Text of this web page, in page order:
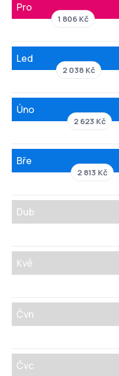
Pro
1 806 Kč
Led
2 038 Kč
Úno
2 623 Kč
Bře
2 813 Kč
Dub
Kvě
Čvn
Čvc